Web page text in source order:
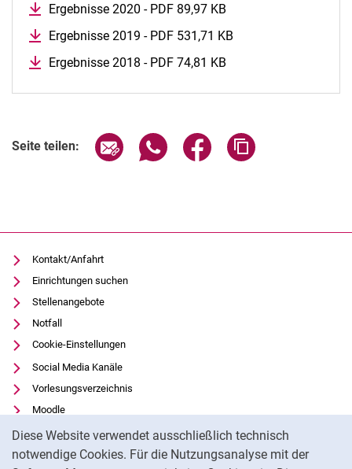
Diese Website verwendet ausschließlich technisch
notwendige Cookies. Für die Nutzungsanalyse mit der
Ergebnisse 2020 - PDF 89,97 KB
Ergebnisse 2019 - PDF 531,71 KB
Ergebnisse 2018 - PDF 74,81 KB
Seite teilen: Seite über E-Mail teilen
Seite über WhatsApp teilen
Seite über Facebook
Kontakt/Anfahrt
Einrichtungen suchen
Stellenangebote
Notfall
Cookie-Einstellungen
Social Media Kanäle
Vorlesungsverzeichnis
Moodle
Panopto
Universitätsbibliothek